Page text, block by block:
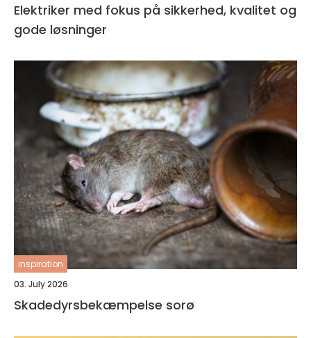
Elektriker med fokus på sikkerhed, kvalitet og
gode løsninger
inspiration
03. July 2026
Skadedyrsbekæmpelse sorø